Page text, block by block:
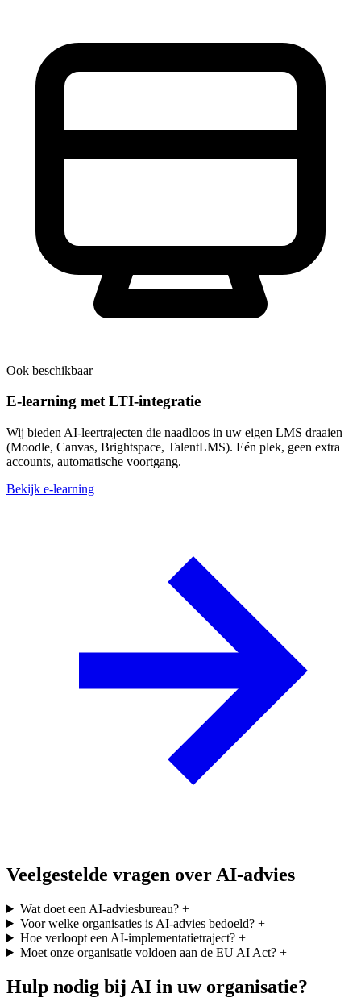
Ook beschikbaar
E-learning met LTI-integratie
Wij bieden AI-leertrajecten die naadloos in uw eigen LMS draaien
(Moodle, Canvas, Brightspace, TalentLMS). Eén plek, geen extra
accounts, automatische voortgang.
Bekijk e-learning
Veelgestelde vragen over AI-advies
Wat doet een AI-adviesbureau?+
Voor welke organisaties is AI-advies bedoeld?+
Hoe verloopt een AI-implementatietraject?+
Moet onze organisatie voldoen aan de EU AI Act?+
Hulp nodig bij AI in uw organisatie?